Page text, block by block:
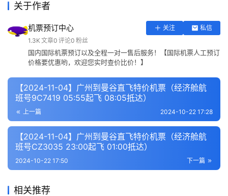
关于作者
机票预订中心 关注
私信
1.3K 文章0 评论0 粉丝
国内国际机票预订以及全程一对一售后服务！【国际机票人工预订
价格要优惠哟，欢迎您实时查价比价！】
【2024-11-04】广州到曼谷直飞特价机票（经济舱航
班号9C7419 05:55起飞 08:05抵达）
上一篇 2024-10-22 17:28
【2024-11-04】广州到曼谷直飞特价机票（经济舱航
班号CZ3035 23:00起飞 01:00抵达）
下一篇
2024-10-22 17:50
相关推荐